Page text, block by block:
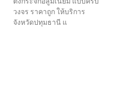
วงจร ราคาถูก ให้บริการ
จังหวัดปทุมธานี แ